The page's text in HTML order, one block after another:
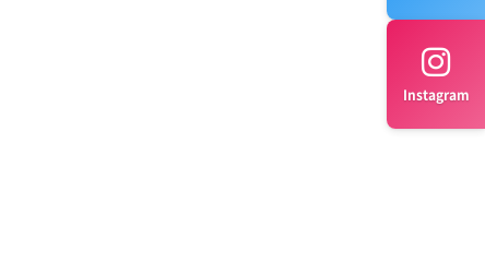
Instagram